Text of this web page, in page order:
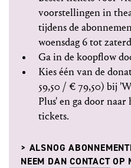
voorstellingen in
tijdens de
woensdag 6 tot
Ga in de koopflow
Kies één van de
59,50 / € 79,50) bij
Plus' en ga door
tickets.
> ALSNOG
NEEM DANCONTACTOP